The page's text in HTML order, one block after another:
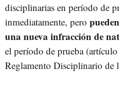
disciplinarias en período de
inmediatamente, pero
una nueva infracción de
el período de prueba
Reglamento Disciplinario de